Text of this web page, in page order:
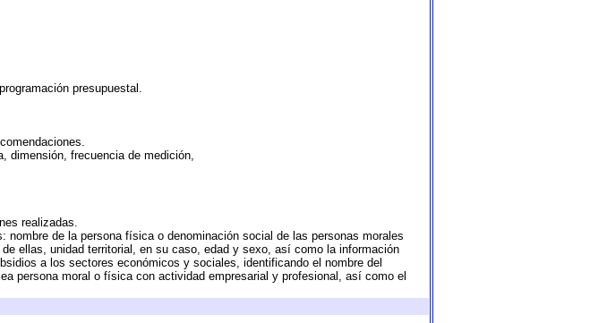
presupuestal.
dimensión, frecuencia de medición,
realizadas.
de la persona física o denominación social de las personas morales
ellas, unidad territorial, en su caso, edad y sexo, así como la información
a los sectores económicos y sociales, identificando el nombre del
persona moral o física con actividad empresarial y profesional, así como el